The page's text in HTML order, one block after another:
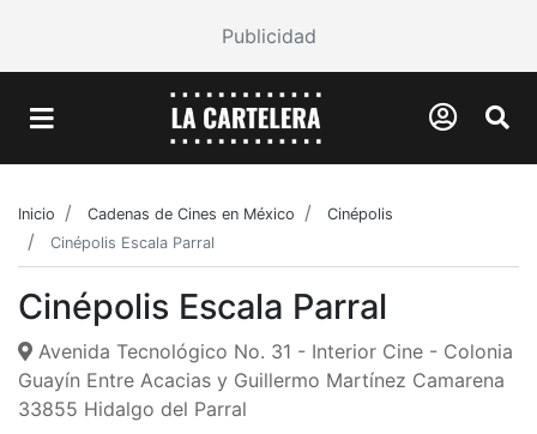
Publicidad
Inicio Cadenas de Cines en México
Cinépolis
Cinépolis Escala Parral
Cinépolis Escala Parral
Avenida Tecnológico No. 31 - Interior Cine - Colonia
Guayín Entre Acacias y Guillermo Martínez Camarena
33855 Hidalgo del Parral